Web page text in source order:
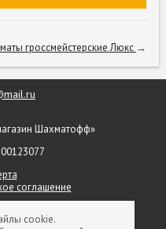
гроссмейстерские Люкс →
Шахматофф»
соглашение
09-79
cookie.